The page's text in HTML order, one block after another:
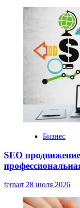
Бизнес
SEO
fernart 28 июля 2026